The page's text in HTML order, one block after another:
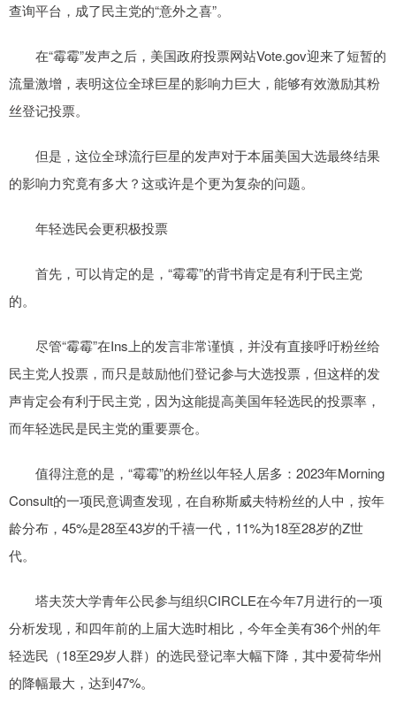
查询平台，成了民主党的“意外之喜”。
在“霉霉”发声之后，美国政府投票网站Vote.gov迎来了短暂的
流量激增，表明这位全球巨星的影响力巨大，能够有效激励其粉
丝登记投票。
但是，这位全球流行巨星的发声对于本届美国大选最终结果
的影响力究竟有多大？这或许是个更为复杂的问题。
年轻选民会更积极投票
首先，可以肯定的是，“霉霉”的背书肯定是有利于民主党
的。
尽管“霉霉”在Ins上的发言非常谨慎，并没有直接呼吁粉丝给
民主党人投票，而只是鼓励他们登记参与大选投票，但这样的发
声肯定会有利于民主党，因为这能提高美国年轻选民的投票率，
而年轻选民是民主党的重要票仓。
值得注意的是，“霉霉”的粉丝以年轻人居多：2023年Morning
Consult的一项民意调查发现，在自称斯威夫特粉丝的人中，按年
龄分布，45%是28至43岁的千禧一代，11%为18至28岁的Z世
代。
塔夫茨大学青年公民参与组织CIRCLE在今年7月进行的一项
分析发现，和四年前的上届大选时相比，今年全美有36个州的年
轻选民（18至29岁人群）的选民登记率大幅下降，其中爱荷华州
的降幅最大，达到47%。